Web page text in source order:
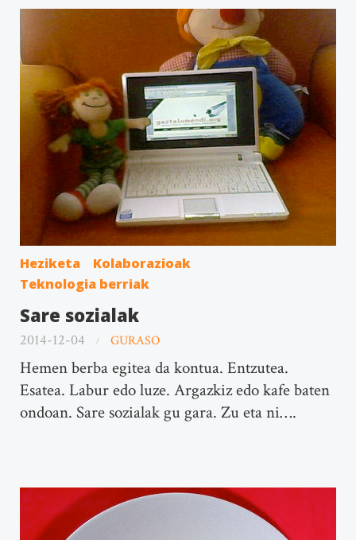
Heziketa
Kolaborazioak
Teknologia berriak
Sare sozialak
2014-12-04 GURASO
Hemen berba egitea da kontua. Entzutea.
Esatea. Labur edo luze. Argazkiz edo kafe baten
ondoan. Sare sozialak gu gara. Zu eta ni….